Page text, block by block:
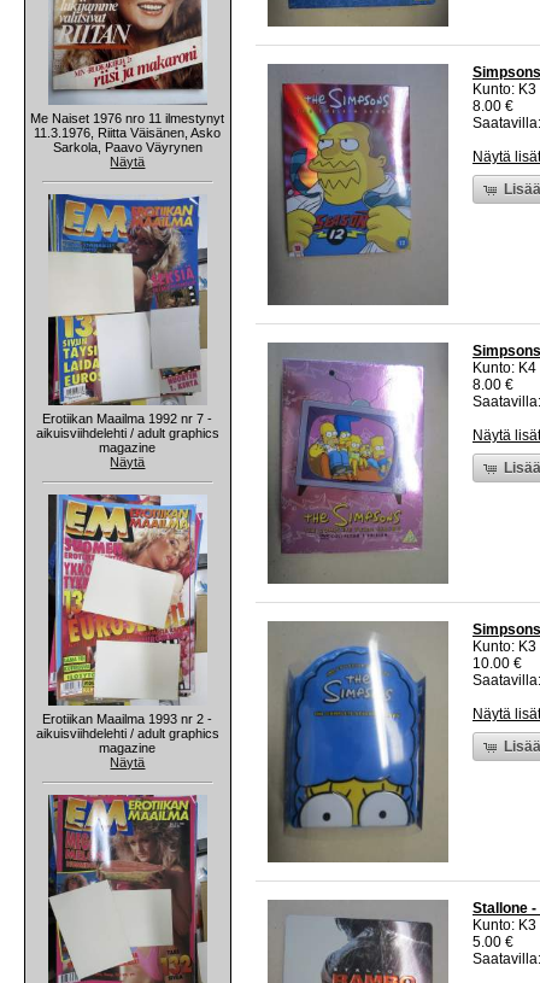
Me Naiset 1976 nro 11 ilmestynyt
11.3.1976, Riitta Väisänen, Asko
Sarkola, Paavo Väyrynen
Näytä
Erotiikan Maailma 1992 nr 7 -
aikuisviihdelehti / adult graphics
magazine
Näytä
Erotiikan Maailma 1993 nr 2 -
aikuisviihdelehti / adult graphics
magazine
Näytä
Kunto:
8.00 €
Näytä
Kunto:
8.00 €
Näytä
Kunto:
10.00 €
Näytä
Stallone
Kunto:
5.00 €